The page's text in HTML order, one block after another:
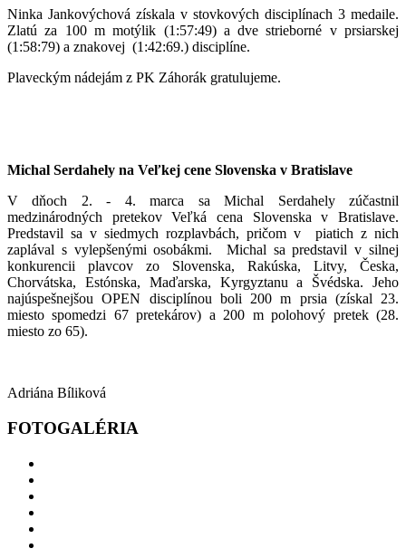
Ninka Jankovýchová získala v stovkových disciplínach 3 medaile.
Zlatú za 100 m motýlik (1:57:49) a dve strieborné v prsiarskej
(1:58:79) a znakovej (1:42:69.) disciplíne.
Plaveckým nádejám z PK Záhorák gratulujeme.
Michal Serdahely na Veľkej cene Slovenska v Bratislave
V dňoch 2. - 4. marca sa Michal Serdahely zúčastnil
medzinárodných pretekov Veľká cena Slovenska v Bratislave.
Predstavil sa v siedmych rozplavbách, pričom v piatich z nich
zaplával s vylepšenými osobákmi. Michal sa predstavil v silnej
konkurencii plavcov zo Slovenska, Rakúska, Litvy, Česka,
Chorvátska, Estónska, Maďarska, Kyrgyztanu a Švédska. Jeho
najúspešnejšou OPEN disciplínou boli 200 m prsia (získal 23.
miesto spomedzi 67 pretekárov) a 200 m polohový pretek (28.
miesto zo 65).
Adriána Bíliková
FOTOGALÉRIA